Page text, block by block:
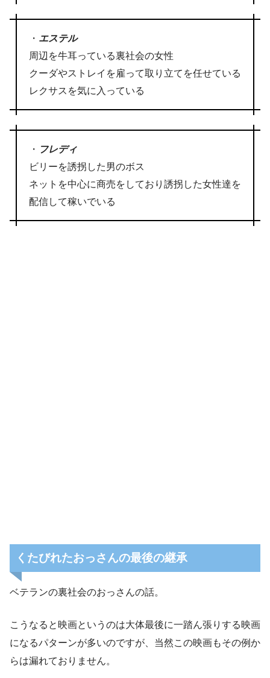
・ エステル
周辺を牛耳っている裏社会の女性
クーダやストレイを雇って取り立てを任せている
レクサスを気に入っている
・ フレディ
ビリーを誘拐した男のボス
ネットを中心に商売をしており誘拐した女性達を
配信して稼いでいる
くたびれたおっさんの最後の継承
ベテランの裏社会のおっさんの話。
こうなると映画というのは大体最後に一踏ん張りする映画
になるパターンが多いのですが、当然この映画もその例か
らは漏れておりません。